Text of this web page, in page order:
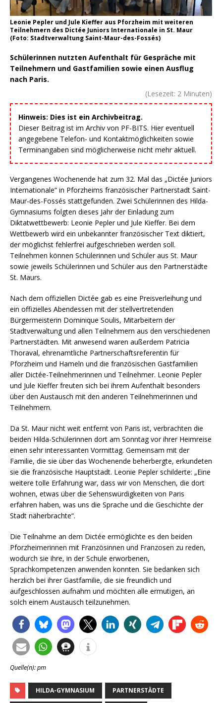
Leonie Pepler und Jule Kieffer aus Pforzheim mit weiteren
Teilnehmern des Dictée Juniors Internationale in St. Maur
(Foto: Stadtverwaltung Saint-Maur-des-Fossés)
Schülerinnen nutzten Aufenthalt für Gespräche mit
Teilnehmern und Gastfamilien sowie einen Ausflug
nach Paris.
(Lesezeit: 2 Minuten)
Hinweis: Dies ist ein Archivbeitrag.
Dieser Beitrag ist im Archiv von PF-BITS. Hier eventuell
angegebene Telefon- und Kontaktmöglichkeiten sowie
Terminangaben sind möglicherweise nicht mehr aktuell.
Vergangenes Wochenende hat zum 32. Mal das „Dictée Juniors
Internationale“ in Pforzheims französischer Partnerstadt Saint-
Maur-des-Fossés stattgefunden. Zwei Schülerinnen des Hilda-
Gymnasiums folgten dieses Jahr der Einladung zum
Diktatwettbewerb: Leonie Pepler und Jule Kieffer. Bei dem
Wettbewerb wird ein unbekannter französischer Text diktiert,
der möglichst fehlerfrei aufgeschrieben werden soll.
Teilnehmen können Schülerinnen und Schüler aus St. Maur
sowie jeweils Schülerinnen und Schüler aus den Partnerstädte
St. Maurs.
Nach dem offiziellen Dictée gab es eine Preisverleihung und
ein offizielles Abendessen mit der stellvertretenden
Bürgermeisterin Dominique Soulis, Mitarbeitern der
Stadtverwaltung und allen Teilnehmern aus den verschiedenen
Partnerstädten. Mit anwesend waren außerdem Patricia
Thoraval, ehrenamtliche Partnerschaftsreferentin für
Pforzheim und Hameln und die französischen Gastfamilien
aller Dictée-Teilnehmerinnen und Teilnehmer. Leonie Pepler
und Jule Kieffer freuten sich bei ihrem Aufenthalt besonders
über den Austausch mit den anderen Teilnehmerinnen und
Teilnehmern.
Da St. Maur nicht weit entfernt von Paris ist, verbrachten die
beiden Hilda-Schülerinnen dort am Sonntag vor ihrer Heimreise
einen sehr interessanten Vormittag. Gemeinsam mit der
Familie, die sie über das Wochenende beherbergte, erkundeten
sie die französische Hauptstadt. Leonie Pepler schilderte: „Eine
weitere tolle Erfahrung war, dass wir von Menschen, die dort
wohnen, etwas über die Sehenswürdigkeiten von Paris
erfahren haben, was uns die Sprache und die Geschichte der
Stadt näherbrachte“.
Die Teilnahme an dem Dictée ermöglichte es den beiden
Pforzheimerinnen mit Französinnen und Franzosen zu reden,
wodurch sie ihre, in der Schule erworbenen,
Sprachkompetenzen anwenden konnten. Sie bedanken sich
herzlich bei ihrer Gastfamilie, die sie freundlich und
aufgeschlossen aufnahm und möchten alle ermutigen, an
solch einem Austausch teilzunehmen.
Quelle(n): pm
HILDA-GYMNASIUM PARTNERSTÄDTE